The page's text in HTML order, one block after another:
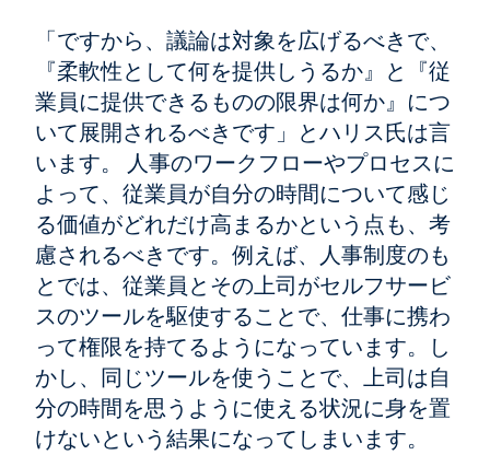
「ですから、議論は対象を広げるべきで、
『柔軟性として何を提供しうるか』と『従
業員に提供できるものの限界は何か』につ
いて展開されるべきです」とハリス氏は言
います。 人事のワークフローやプロセスに
よって、従業員が自分の時間について感じ
る価値がどれだけ高まるかという点も、考
慮されるべきです。例えば、人事制度のも
とでは、従業員とその上司がセルフサービ
スのツールを駆使することで、仕事に携わ
って権限を持てるようになっています。し
かし、同じツールを使うことで、上司は自
分の時間を思うように使える状況に身を置
けないという結果になってしまいます。